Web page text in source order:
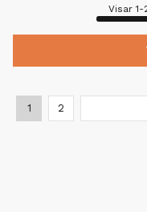
Visar
1 2